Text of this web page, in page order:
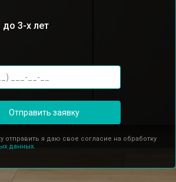
до 3-х лет
Отправить заявку
отправить я даю свое согласие на обработку
данных.